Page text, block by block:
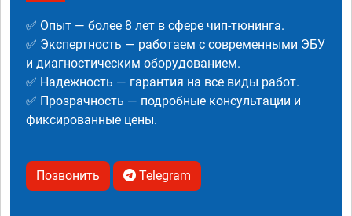
✅ Опыт — более 8 лет в сфере чип-тюнинга.
✅ Экспертность — работаем с современными ЭБУ
и диагностическим оборудованием.
✅ Надежность — гарантия на все виды работ.
✅ Прозрачность — подробные консультации и
фиксированные цены.
Позвонить Telegram